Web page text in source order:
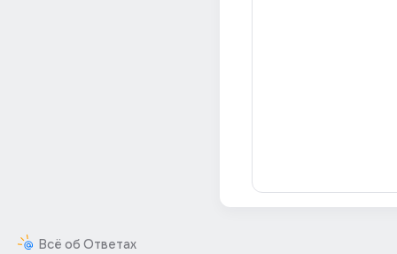
Всё об Ответах